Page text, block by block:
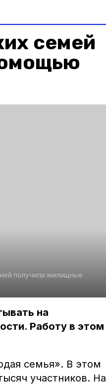
семей
получили жилищные
на
Работу в этом
семья». В этом
участников. На